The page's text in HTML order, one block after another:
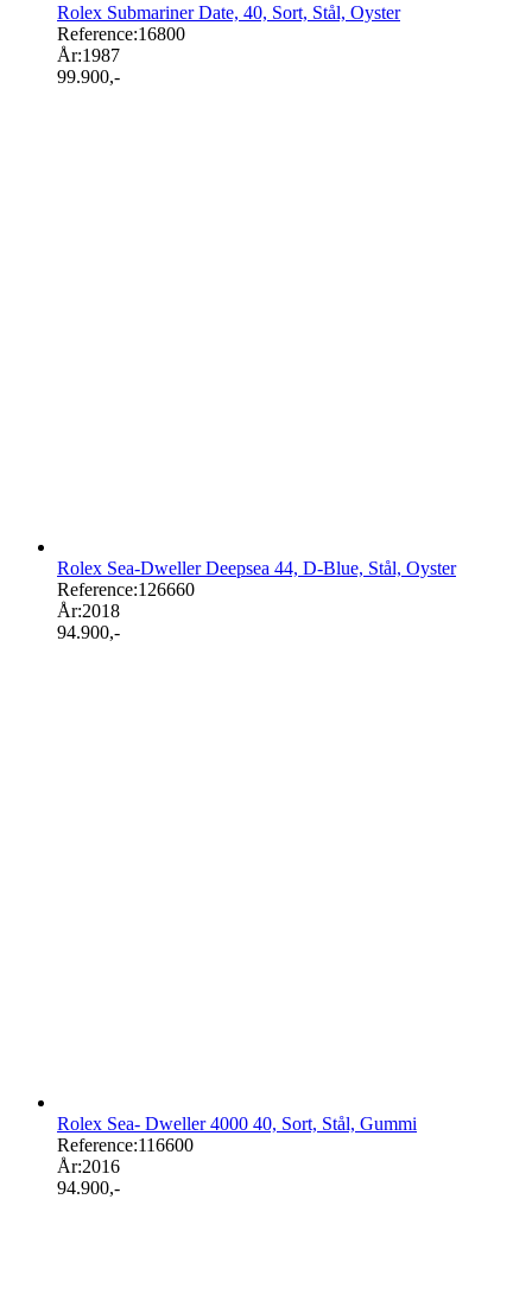
Rolex Submariner Date, 40, Sort, Stål, Oyster
Reference:16800
År:1987
99.900,-
Rolex Sea-Dweller Deepsea 44, D-Blue, Stål, Oyster
Reference:126660
År:2018
94.900,-
Rolex Sea- Dweller 4000 40, Sort, Stål, Gummi
Reference:116600
År:2016
94.900,-